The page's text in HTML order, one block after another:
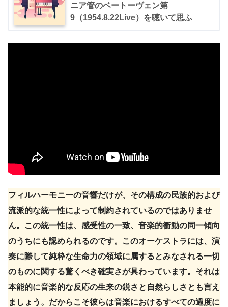
ニア管のベートーヴェン第
9（1954.8.22Live）を聴いて思ふ
フィルハーモニーの音響だけが、その構成の民族的および
流派的な統一性によって制約されているのではありませ
ん。この統一性は、感受性の一致、音楽的衝動の同一傾向
のうちにも認められるのです。このオーケストラには、演
奏に際して純粋な生命力の領域に属するとみなされる一切
のものに関する驚くべき確実さが具わっています。それは
本能的に音楽的な反応の生来の鋭さと自然らしさとも言え
ましょう。だからこそ彼らは音楽におけるすべての過度に